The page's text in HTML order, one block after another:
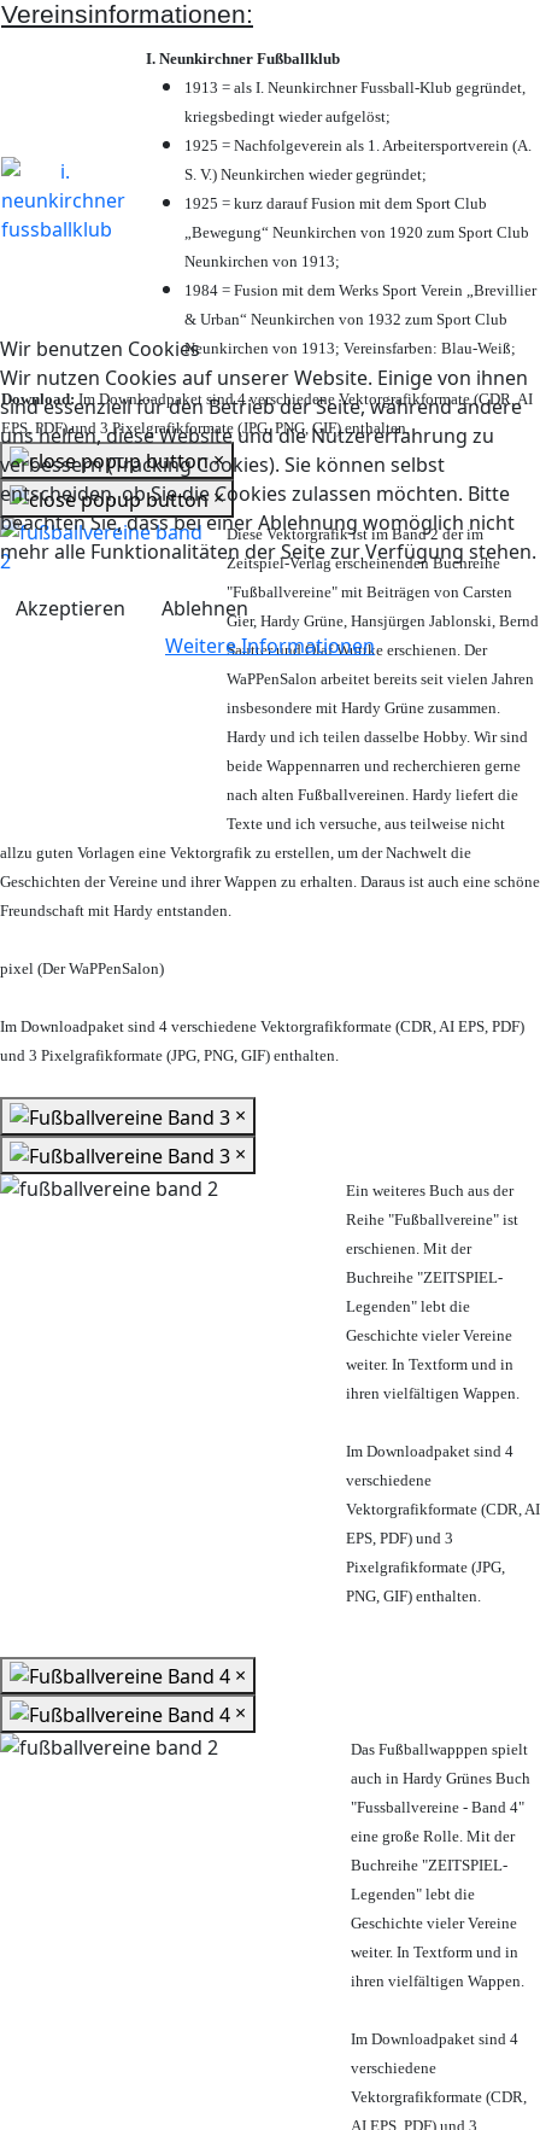
Wir benutzen Cookies
Wir nutzen Cookies auf unserer Website. Einige von ihnen
sind essenziell für den Betrieb der Seite, während andere
uns helfen, diese Website und die Nutzererfahrung zu
verbessern (Tracking Cookies). Sie können selbst
entscheiden, ob Sie die Cookies zulassen möchten. Bitte
beachten Sie, dass bei einer Ablehnung womöglich nicht
mehr alle Funktionalitäten der Seite zur Verfügung stehen.
Akzeptieren
Ablehnen
Weitere Informationen
Vereinsinformationen:
I. Neunkirchner Fußballklub
1913 = als I. Neunkirchner Fussball-Klub gegründet,
kriegsbedingt wieder aufgelöst;
1925 = Nachfolgeverein als 1. Arbeitersportverein (A.
S. V.) Neunkirchen wieder gegründet;
1925 = kurz darauf Fusion mit dem Sport Club
„Bewegung“ Neunkirchen von 1920 zum Sport Club
Neunkirchen von 1913;
1984 = Fusion mit dem Werks Sport Verein „Brevillier
& Urban“ Neunkirchen von 1932 zum Sport Club
Neunkirchen von 1913; Vereinsfarben: Blau-Weiß;
Download: Im Downloadpaket sind 4 verschiedene Vektorgrafikformate (CDR, AI
EPS, PDF) und 3 Pixelgrafikformate (JPG, PNG, GIF) enthalten.
×
×
Diese Vektorgrafik ist im Band 2 der im
Zeitspiel-Verlag erscheinenden Buchreihe
"Fußballvereine" mit Beiträgen von Carsten
Gier, Hardy Grüne, Hansjürgen Jablonski, Bernd
Sautter und Olaf Wuttke erschienen. Der
WaPPenSalon arbeitet bereits seit vielen Jahren
insbesondere mit Hardy Grüne zusammen.
Hardy und ich teilen dasselbe Hobby. Wir sind
beide Wappennarren und recherchieren gerne
nach alten Fußballvereinen. Hardy liefert die
Texte und ich versuche, aus teilweise nicht
allzu guten Vorlagen eine Vektorgrafik zu erstellen, um der Nachwelt die
Geschichten der Vereine und ihrer Wappen zu erhalten. Daraus ist auch eine schöne
Freundschaft mit Hardy entstanden.
pixel (Der WaPPenSalon)
Im Downloadpaket sind 4 verschiedene Vektorgrafikformate (CDR, AI EPS, PDF)
und 3 Pixelgrafikformate (JPG, PNG, GIF) enthalten.
×
×
Ein weiteres Buch aus der
Reihe "Fußballvereine" ist
erschienen. Mit der
Buchreihe "ZEITSPIEL-
Legenden" lebt die
Geschichte vieler Vereine
weiter. In Textform und in
ihren vielfältigen Wappen.
Im Downloadpaket sind 4
verschiedene
Vektorgrafikformate (CDR, AI
EPS, PDF) und 3
Pixelgrafikformate (JPG,
PNG, GIF) enthalten.
×
×
Das Fußballwapppen spielt
auch in Hardy Grünes Buch
"Fussballvereine - Band 4"
eine große Rolle. Mit der
Buchreihe "ZEITSPIEL-
Legenden" lebt die
Geschichte vieler Vereine
weiter. In Textform und in
ihren vielfältigen Wappen.
Im Downloadpaket sind 4
verschiedene
Vektorgrafikformate (CDR,
AI EPS, PDF) und 3